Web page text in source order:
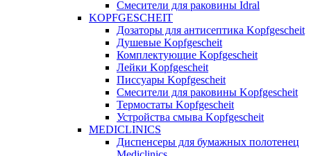
Смеcители для раковины Idral
KOPFGESCHEIT
Дозаторы для антисептика Kopfgescheit
Душевые Kopfgescheit
Комплектующие Kopfgescheit
Лейки Kopfgescheit
Писсуары Kopfgescheit
Смесители для раковины Kopfgescheit
Термостаты Kopfgescheit
Устройства смыва Kopfgescheit
MEDICLINICS
Диспенсеры для бумажных полотенец